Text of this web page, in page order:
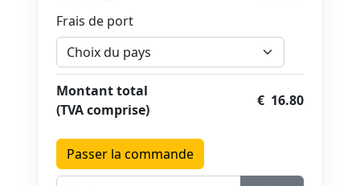
Frais de port
Montant total
(TVA comprise)
€ 16.80
Passer la commande